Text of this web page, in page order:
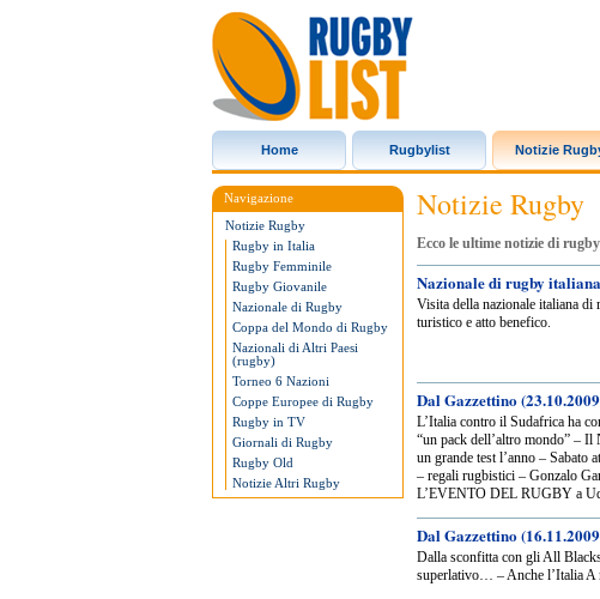
Home Rugbylist Notizie
Navigazione
Notizie Rugby
Rugby in Italia
Rugby Femminile
Rugby Giovanile
Nazionale di Rugby
Coppa del Mondo di Rugby
Nazionali di Altri Paesi
(rugby)
Torneo 6 Nazioni
Coppe Europee di Rugby
Rugby in TV
Giornali di Rugby
Rugby Old
Notizie Altri Rugby
Notizie Rugby
Ecco le ultime notizie di
Nazionale di rugby
Visita della nazionale italiana di
turistico e atto benefico.
Dal Gazzettino
L’Italia contro il Sudafrica ha
“un pack dell’altro mondo” – Il
un grande test l’anno – Sabato
– regali rugbistici – Gonzalo
L’EVENTO DEL RUGBY a
Dal Gazzettino
Dalla sconfitta con gli All
superlativo… – Anche l’Italia A